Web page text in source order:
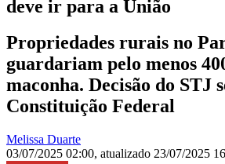
deve ir para a União
Propriedades rurais no
guardariam pelo menos
maconha. Decisão do STJ
Constituição Federal
Melissa Duarte
03/07/2025 02:00, atualizado 23/07/2025